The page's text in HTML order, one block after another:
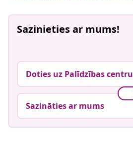
Sazinieties ar mums!
Doties uz Palīdzības centru
Sazināties ar mums